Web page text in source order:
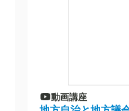
動画講座